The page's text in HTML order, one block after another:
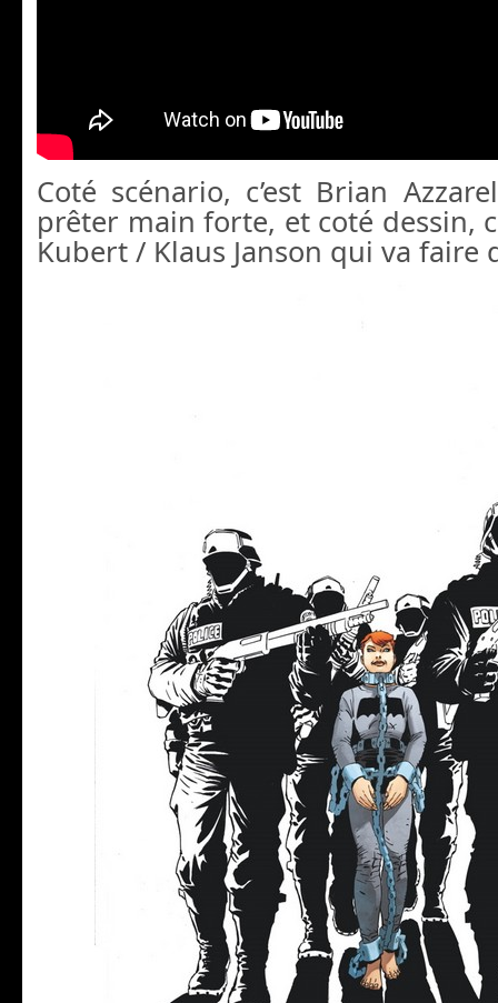
Coté scénario, c’est Brian
prêter main forte, et coté dessin,
Kubert / Klaus Janson qui va faire